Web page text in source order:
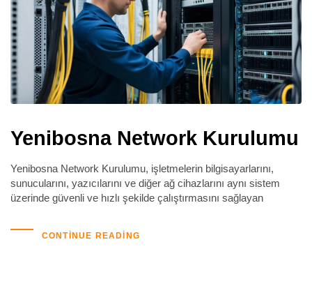
Yenibosna Network Kurulumu
Yenibosna Network Kurulumu, işletmelerin bilgisayarlarını,
sunucularını, yazıcılarını ve diğer ağ cihazlarını aynı sistem
üzerinde güvenli ve hızlı şekilde çalıştırmasını sağlayan
CONTINUE READING